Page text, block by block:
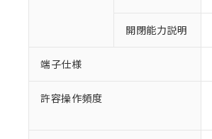
開閉能力説明
端子仕様
許容操作頻度